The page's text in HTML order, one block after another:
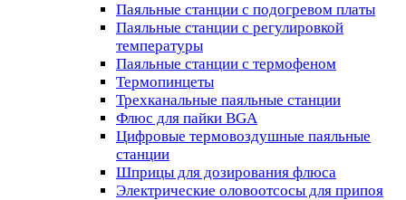
Паяльные станции с подогревом платы
Паяльные станции с регулировкой
температуры
Паяльные станции с термофеном
Термопинцеты
Трехканальные паяльные станции
Флюс для пайки BGA
Цифровые термовоздушные паяльные
станции
Шприцы для дозирования флюса
Электрические оловоотсосы для припоя